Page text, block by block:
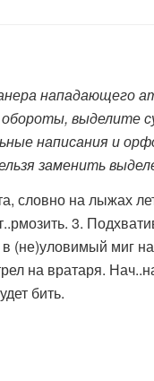
нападающего
выделите
написания и
заменить
на лыжах
3.
(не)уловимый миг
на вратаря.
бить.